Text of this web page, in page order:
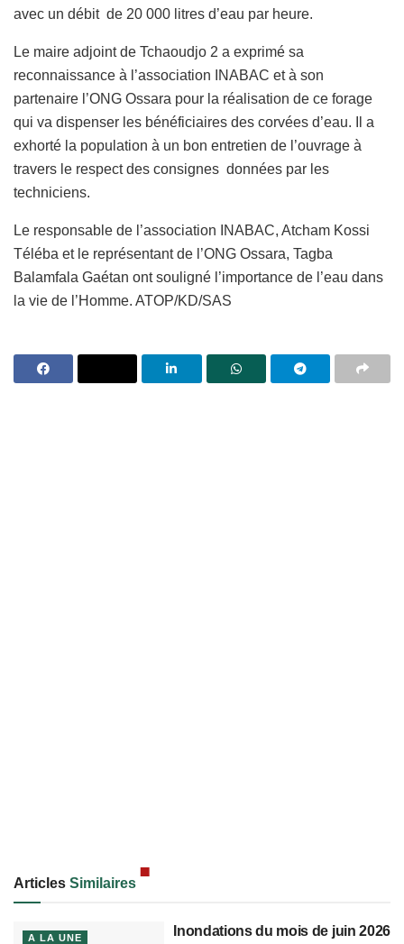
avec un débit de 20 000 litres d’eau par heure.
Le maire adjoint de Tchaoudjo 2 a exprimé sa
reconnaissance à l’association INABAC et à son
partenaire l’ONG Ossara pour la réalisation de ce forage
qui va dispenser les bénéficiaires des corvées d’eau. Il a
exhorté la population à un bon entretien de l’ouvrage à
travers le respect des consignes données par les
techniciens.
Le responsable de l’association INABAC, Atcham Kossi
Téléba et le représentant de l’ONG Ossara, Tagba
Balamfala Gaétan ont souligné l’importance de l’eau dans
la vie de l’Homme. ATOP/KD/SAS
Articles Similaires
A LA UNE
Inondations du mois de juin 2026